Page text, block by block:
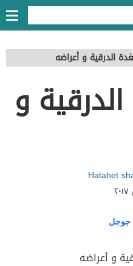
الدرقية و أعراضه
و
Hatahet